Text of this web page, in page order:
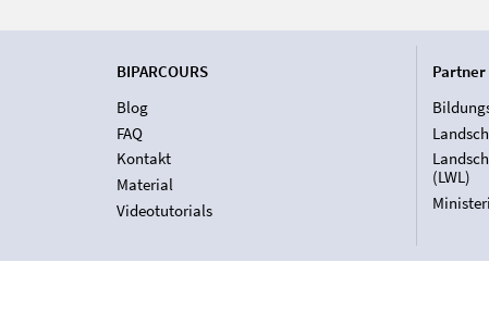
BIPARCOURS
Blog
FAQ
Kontakt
Material
Videotutorials
Partner
(LWL)